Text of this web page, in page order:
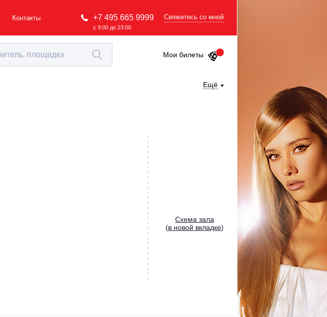
Контакты +7 495 665 9999
с 9:00 до 23:00
Свяжитесь со мной
Мои билеты
Ещё
Cхема зала
(в новой вкладке)